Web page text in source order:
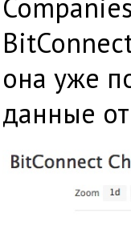
она уже
данные